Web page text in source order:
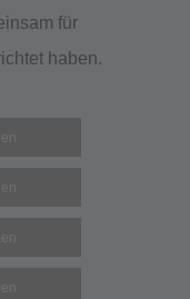
für
haben.